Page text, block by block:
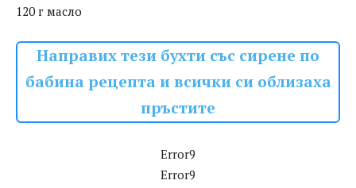
120 г масло
Направих тези бухти със сирене по
бабина рецепта и всички си облизаха
пръстите
Error9
Error9